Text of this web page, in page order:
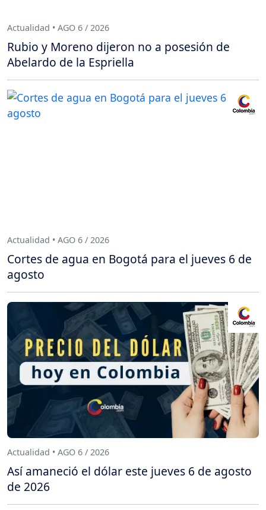
Actualidad • AGO 6 / 2026
Rubio y Moreno dijeron no a posesión de
Abelardo de la Espriella
Actualidad • AGO 6 / 2026
Cortes de agua en Bogotá para el jueves 6 de
agosto
Actualidad • AGO 6 / 2026
Así amaneció el dólar este jueves 6 de agosto
de 2026